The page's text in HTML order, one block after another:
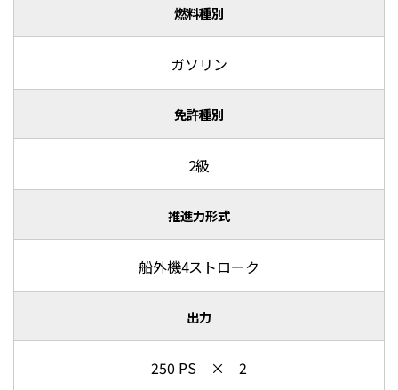
燃料種別
ガソリン
免許種別
2級
推進力形式
船外機4ストローク
出力
250 PS × 2